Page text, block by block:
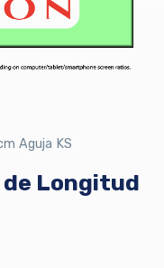
Aguja KS
Longitud